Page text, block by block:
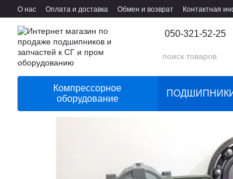
Перейти к основному контенту
О нас Оплата и доставка Обмен и возврат Контактная
050-321-52-25
Компрессорное
оборудование